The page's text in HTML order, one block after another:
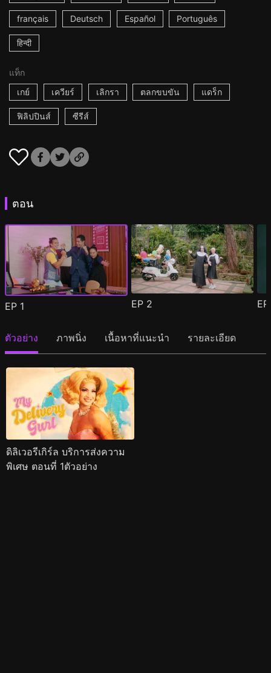
français Deutsch Español Português
हिन्दी
แท็ก
เกย์
เควียร์ เลิกรา ตลกขบขัน แดร็ก
ฟิลิปปินส์ ซีรีส์
ตอน
EP 1 EP 2
ตัวอย่าง ภาพนิ่ง เนื้อหาที่แนะนำ รายละเอียด
ดิลิเวอรีเกิร์ล บริการส่งความ
พิเศษ ตอนที่ 1ตัวอย่าง